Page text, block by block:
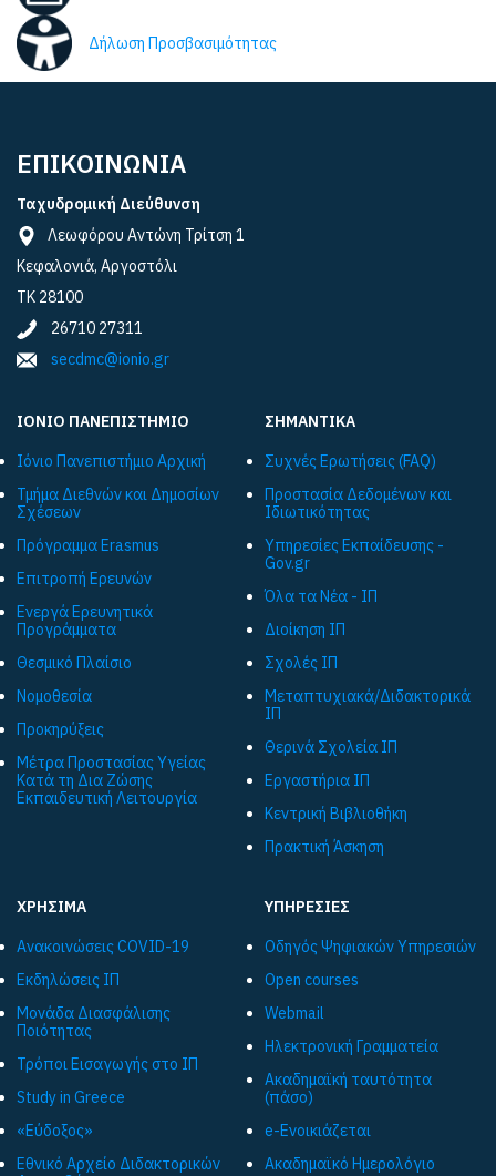
Δήλωση Προσβασιμότητας
ΕΠΙΚΟΙΝΩΝΙΑ
Ταχυδρομική Διεύθυνση
Λεωφόρου Αντώνη Τρίτση 1
Κεφαλονιά, Αργοστόλι
ΤΚ 28100
26710 27311
secdmc@ionio.gr
ΙΟΝΙΟ ΠΑΝΕΠΙΣΤΗΜΙΟ
Ιόνιο Πανεπιστήμιο Αρχική
Τμήμα Διεθνών και Δημοσίων
Σχέσεων
Πρόγραμμα Εrasmus
Επιτροπή Ερευνών
Ενεργά Ερευνητικά
Προγράμματα
Θεσμικό Πλαίσιο
Νομοθεσία
Προκηρύξεις
Μέτρα Προστασίας Υγείας
Κατά τη Δια Ζώσης
Εκπαιδευτική Λειτουργία
ΣΗΜΑΝΤΙΚΑ
Συχνές Ερωτήσεις (FAQ)
Προστασία Δεδομένων και
Ιδιωτικότητας
Υπηρεσίες Εκπαίδευσης -
Gov.gr
Όλα τα Νέα - ΙΠ
Διοίκηση ΙΠ
Σχολές ΙΠ
Μεταπτυχιακά/Διδακτορικά
ΙΠ
Θερινά Σχολεία ΙΠ
Εργαστήρια ΙΠ
Κεντρική Βιβλιοθήκη
Πρακτική Άσκηση
ΧΡΗΣΙΜΑ
Ανακοινώσεις COVID-19
Εκδηλώσεις ΙΠ
Μονάδα Διασφάλισης
Ποιότητας
Τρόποι Εισαγωγής στο ΙΠ
Study in Greece
«Εύδοξος»
Εθνικό Αρχείο Διδακτορικών
ΥΠΗΡΕΣΙΕΣ
Οδηγός Ψηφιακών Υπηρεσιών
Open courses
Webmail
Ηλεκτρονική Γραμματεία
Ακαδημαϊκή ταυτότητα
(πάσο)
e-Ενοικιάζεται
Ακαδημαϊκό Ημερολόγιο